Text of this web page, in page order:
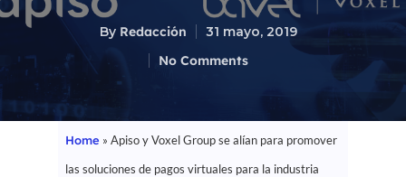
By Redacción
31 mayo, 2019
No Comments
Home » Apiso y Voxel Group se alían para promover
las soluciones de pagos virtuales para la industria